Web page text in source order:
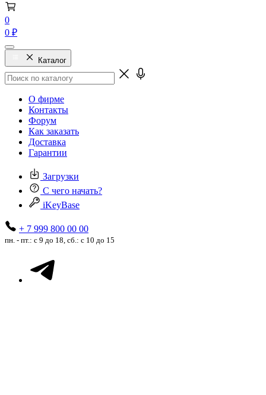
0
0 ₽
Каталог
О фирме
Контакты
Форум
Как заказать
Доставка
Гарантии
Загрузки
С чего начать?
iKeyBase
+ 7 999 800 00 00
пн. - пт.: с 9 до 18, сб.: с 10 до 15